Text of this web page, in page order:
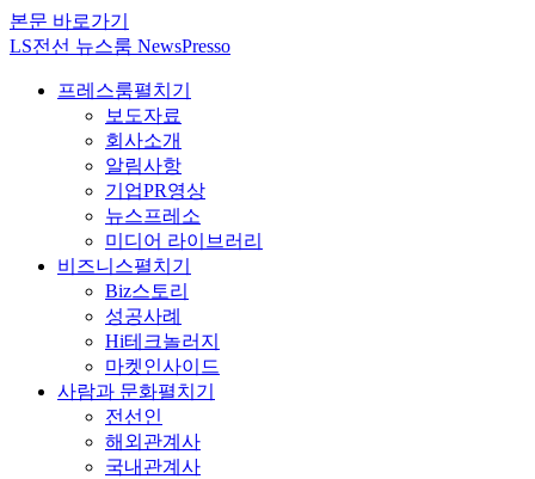
본문 바로가기
LS전선 뉴스룸 NewsPresso
프레스룸펼치기
보도자료
회사소개
알림사항
기업PR영상
뉴스프레소
미디어 라이브러리
비즈니스펼치기
Biz스토리
성공사례
Hi테크놀러지
마켓인사이드
사람과 문화펼치기
전선인
해외관계사
국내관계사